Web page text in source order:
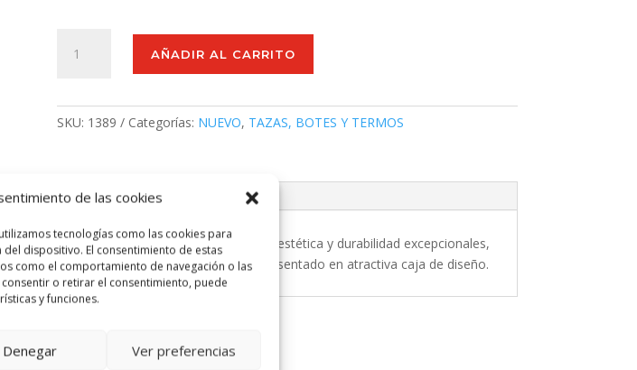
de las cookies
tecnologías como las cookies para
dispositivo. El consentimiento de estas
como el comportamiento de navegación o las
o retirar el consentimiento, puede
y funciones.
Denegar Ver preferencias
Ivisur
AÑADIR AL CARRITO
SKU: 1389 Categorías: NUEVO, TAZAS, BOTES Y TERMOS
(0)
de borosilicato, que ofrece una resistencia, estética y durabilidad excepcionales,
funda del cuerpo del bidón en acero inox. Presentado en atractiva caja de diseño.
RELACIONADOS